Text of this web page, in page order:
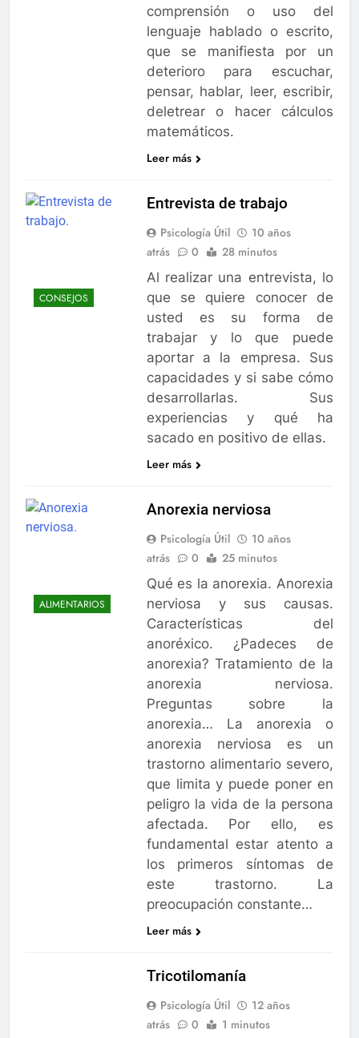
comprensión o uso del
lenguaje hablado o escrito,
que se manifiesta por un
deterioro para escuchar,
pensar, hablar, leer, escribir,
deletrear o hacer cálculos
matemáticos.
Leer más
CONSEJOS
Entrevista de trabajo
Psicología Útil
10 años
atrás
0 28 minutos
Al realizar una entrevista, lo
que se quiere conocer de
usted es su forma de
trabajar y lo que puede
aportar a la empresa. Sus
capacidades y si sabe cómo
desarrollarlas. Sus
experiencias y qué ha
sacado en positivo de ellas.
Leer más
ALIMENTARIOS
Anorexia nerviosa
Psicología Útil
10 años
atrás
0 25 minutos
Qué es la anorexia. Anorexia
nerviosa y sus causas.
Características del
anoréxico. ¿Padeces de
anorexia? Tratamiento de la
anorexia nerviosa.
Preguntas sobre la
anorexia… La anorexia o
anorexia nerviosa es un
trastorno alimentario severo,
que limita y puede poner en
peligro la vida de la persona
afectada. Por ello, es
fundamental estar atento a
los primeros síntomas de
este trastorno. La
preocupación constante…
Leer más
Tricotilomanía
Psicología Útil
12 años
atrás
0 1 minutos